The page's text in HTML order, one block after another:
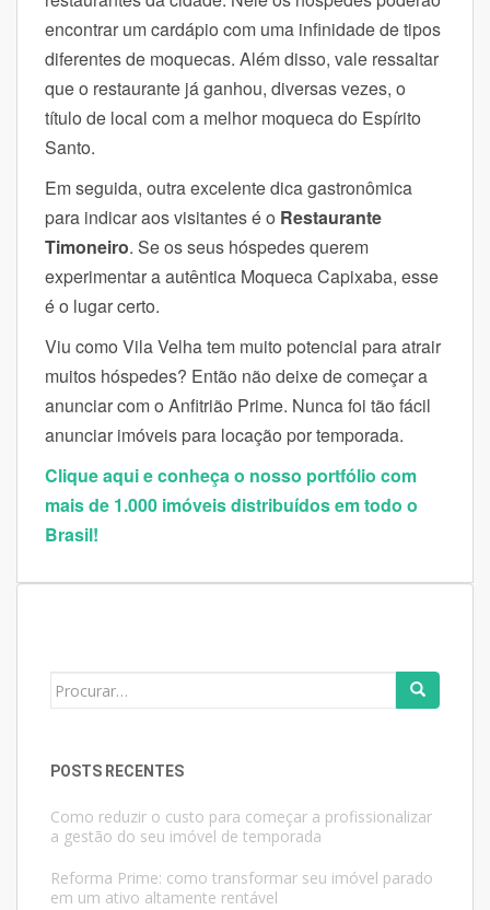
encontrar um cardápio com uma infinidade de tipos
diferentes de moquecas. Além disso, vale ressaltar
que o restaurante já ganhou, diversas vezes, o
título de local com a melhor moqueca do Espírito
Santo.
Em seguida, outra excelente dica gastronômica
para indicar aos visitantes é o Restaurante
Timoneiro. Se os seus hóspedes querem
experimentar a autêntica Moqueca Capixaba, esse
é o lugar certo.
Viu como Vila Velha tem muito potencial para atrair
muitos hóspedes? Então não deixe de começar a
anunciar com o Anfitrião Prime. Nunca foi tão fácil
anunciar imóveis para locação por temporada.
Clique aqui e conheça o nosso portfólio com
mais de 1.000 imóveis distribuídos em todo o
Brasil!
Search
POSTS RECENTES
Como reduzir o custo para começar a profissionalizar
a gestão do seu imóvel de temporada
Reforma Prime: como transformar seu imóvel parado
em um ativo altamente rentável